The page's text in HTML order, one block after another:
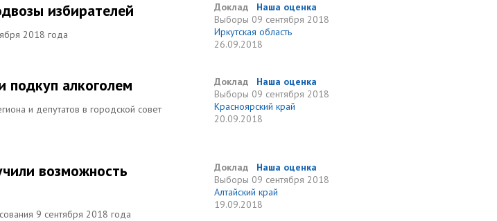
избирателей
2018 года
Доклад
Наша оценка
Выборы 09 сентября 2018
Иркутская область
26.09.2018
подкуп алкоголем
и депутатов в городской совет
Доклад
Наша оценка
Выборы 09 сентября 2018
Красноярский край
20.09.2018
возможность
9 сентября 2018 года
Доклад
Наша оценка
Выборы 09 сентября 2018
Алтайский край
19.09.2018